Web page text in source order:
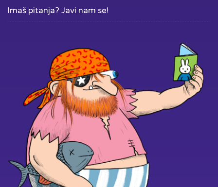
Imaš pitanja? Javi nam se!